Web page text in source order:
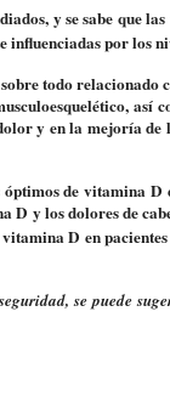
y se sabe que
por los
todo relacionado
así
y en la mejoría
óptimos de vitamina
y los dolores de
D en
se puede